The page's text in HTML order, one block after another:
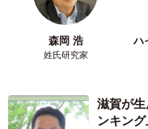
森岡 浩
姓氏研究家
ハ
滋賀が
ンキン